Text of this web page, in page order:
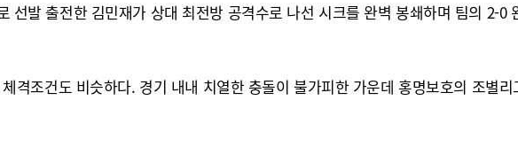
선발 출전한 김민재가 상대 최전방 공격수로 나선 시크를 완벽 봉쇄하며 팀의 2-
격조건도 비슷하다. 경기 내내 치열한 충돌이 불가피한 가운데 홍명보호의 조별